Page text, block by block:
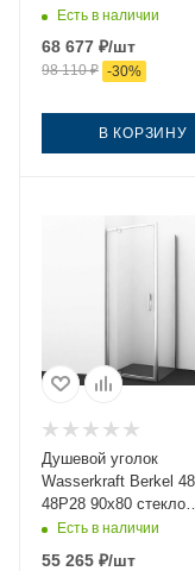
профиль хром без
Есть в наличии
68 677 ₽/шт
98 110₽ -30%
В КОРЗИНУ
Душевой уголок
Wasserkraft Berkel
48P28 90х80 стекло
прозрачное профиль
Есть в наличии
55 265 ₽/шт